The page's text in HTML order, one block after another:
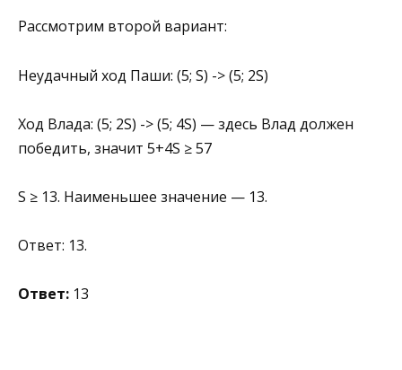
Рассмотрим второй вариант:
Неудачный ход Паши: (5; S) -> (5; 2S)
Ход Влада: (5; 2S) -> (5; 4S) — здесь Влад должен
победить, значит 5+4S ≥ 57
S ≥ 13. Наименьшее значение — 13.
Ответ: 13.
Ответ: 13